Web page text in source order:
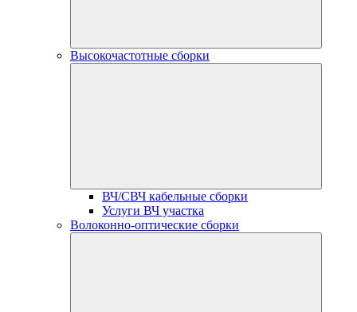
Высокочастотные сборки
ВЧ/СВЧ кабельные сборки
Услуги ВЧ участка
Волоконно-оптические сборки